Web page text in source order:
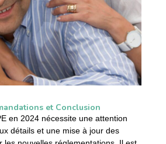
et Conclusion
en 2024 nécessite une attention
détails et une mise à jour des